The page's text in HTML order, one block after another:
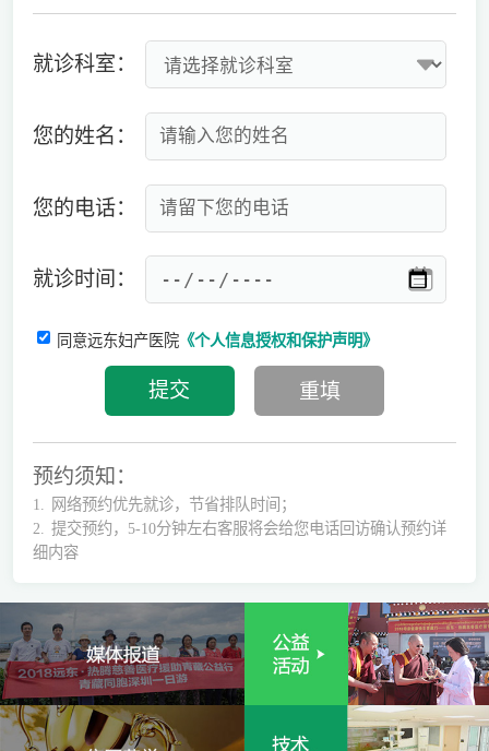
就诊科室：
您的姓名：
您的电话：
就诊时间：
同意远东妇产医院《个人信息授权和保护声明》
预约须知：
1. 网络预约优先就诊，节省排队时间；
2. 提交预约，5-10分钟左右客服将会给您电话回访确认预约详
细内容